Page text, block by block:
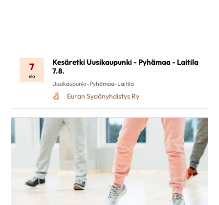
Poista valinnat
7
elo
Kesäretki Uusikaupunki - Pyhämaa - Laitila
7.8.
Uusikaupunki-Pyhämaa-Laitila
Euran Sydänyhdistys Ry